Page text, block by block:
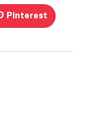
Pinterest